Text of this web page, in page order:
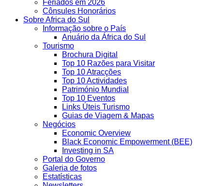
Feriados em 2026
Cônsules Honorários
Sobre Africa do Sul
Informação sobre o País
Anuário da África do Sul
Tourismo
Brochura Digital
Top 10 Razões para Visitar
Top 10 Atracções
Top 10 Actividades
Património Mundial
Top 10 Eventos
Links Úteis Turismo
Guias de Viagem & Mapas
Negócios
Economic Overview
Black Economic Empowerment (BEE)
Investing in SA
Portal do Governo
Galeria de fotos
Estatísticas